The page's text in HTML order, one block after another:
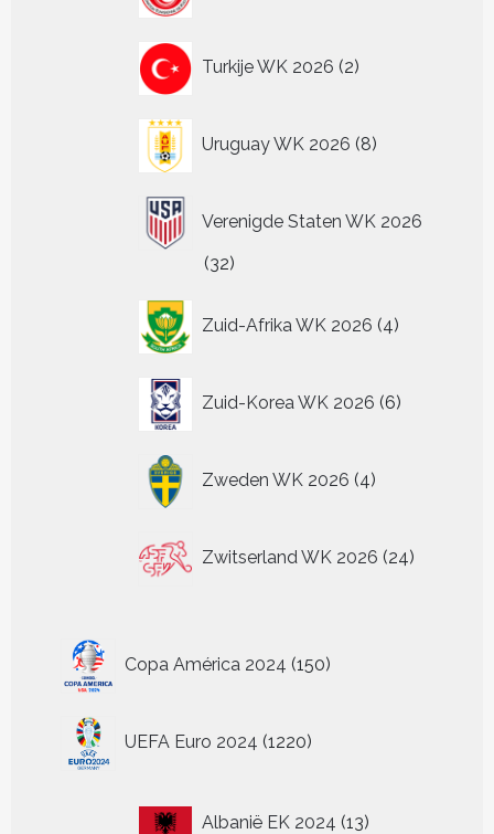
Turkije WK 2026 2
producten
Uruguay WK 2026 8
producten
Verenigde Staten WK 2026
3232
Zuid-Afrika WK 2026 4
producten
Zuid-Korea WK 2026 6
producten
Zweden WK 2026 4
producten
Zwitserland WK 2026 24
producten
Copa América 2024 150
producten
UEFA Euro 2024 1220
producten
Albanië EK 2024 1313